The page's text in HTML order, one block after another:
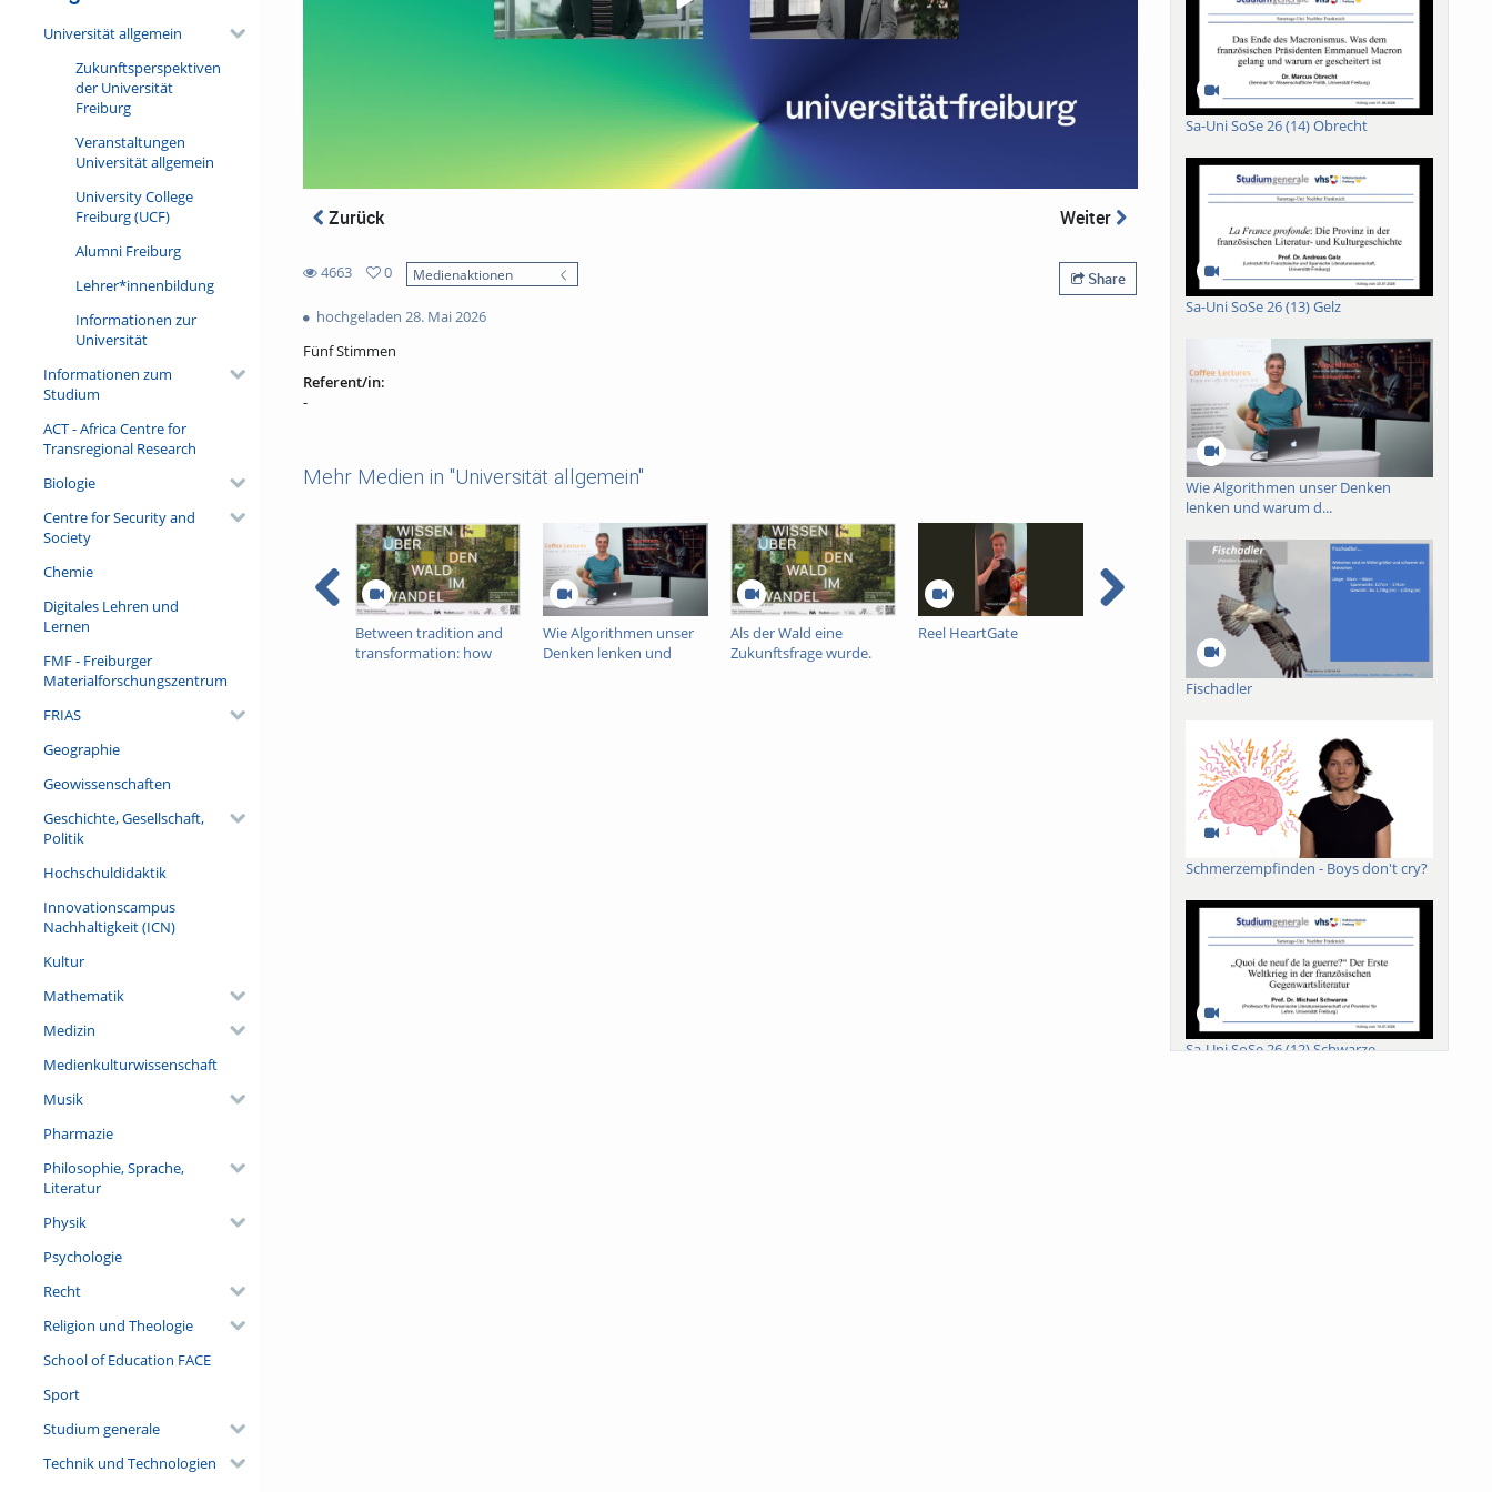
Universität allgemein
Zukunftsperspektiven
der Universität
Freiburg
Veranstaltungen
Universität allgemein
University College
Freiburg (UCF)
Alumni Freiburg
Lehrer*innenbildung
Informationen zur
Universität
Informationen zum
Studium
ACT - Africa Centre for
Transregional Research
Biologie
Centre for Security and
Society
Chemie
Digitales Lehren und
Lernen
FMF - Freiburger
Materialforschungszentrum
FRIAS
Geographie
Geowissenschaften
Geschichte, Gesellschaft,
Politik
Hochschuldidaktik
Innovationscampus
Nachhaltigkeit (ICN)
Kultur
Mathematik
Medizin
Medienkulturwissenschaft
Musik
Pharmazie
Philosophie, Sprache,
Literatur
Physik
Psychologie
Recht
Religion und Theologie
School of Education FACE
Sport
Studium generale
Technik und Technologien
Zurück Weiter
4663
views
0
favorites
Medienaktionen
Share
hochgeladen 28. Mai 2026
Fünf Stimmen
Referent/in:
-
Mehr Medien in "Universität allgemein"
Between tradition and
transformation: how
Wie Algorithmen unser
Denken lenken und
Als der Wald eine
Zukunftsfrage wurde.
Reel HeartGate
Pestizidverordnung 3B -
Dimitry Wintermantel -
Pestizidverordnung 2B -
Dimitry Wintermantel -
mit englischen
Sa-Uni SoSe 26 (14) Obrecht
Sa-Uni SoSe 26 (13) Gelz
Wie Algorithmen unser Denken
lenken und warum d...
Fischadler
Schmerzempfinden - Boys don't cry?
Sa-Uni SoSe 26 (12) Schwarze